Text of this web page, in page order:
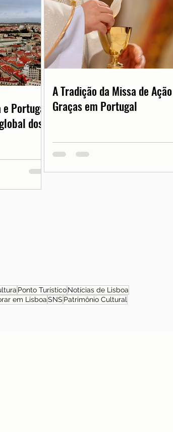
Portugal
dos
A Tradição da Missa de
Graças em Portugal
Ponto Turístico Notícias de Lisboa
em LisboaSNS Patrimônio Cultural